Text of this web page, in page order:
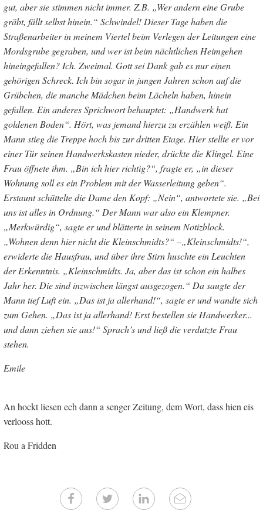
gut, aber sie stimmen nicht immer. Z.B. „Wer andern eine Grube
gräbt, fällt selbst hinein.“ Schwindel! Dieser Tage haben die
Straßenarbeiter in meinem Viertel beim Verlegen der Leitungen eine
Mordsgrube gegraben, und wer ist beim nächtlichen Heimgehen
hineingefallen? Ich. Zweimal. Gott sei Dank gab es nur einen
gehörigen Schreck. Ich bin sogar in jungen Jahren schon auf die
Grübchen, die manche Mädchen beim Lächeln haben, hinein
gefallen. Ein anderes Sprichwort behauptet: „Handwerk hat
goldenen Boden“. Hört, was jemand hierzu zu erzählen weiß. Ein
Mann stieg die Treppe hoch bis zur dritten Etage. Hier stellte er vor
einer Tür seinen Handwerkskasten nieder, drückte die Klingel. Eine
Frau öffnete ihm. „Bin ich hier richtig?“, fragte er, „in dieser
Wohnung soll es ein Problem mit der Wasserleitung geben“.
Erstaunt schüttelte die Dame den Kopf: „Nein“, antwortete sie. „Bei
uns ist alles in Ordnung.“ Der Mann war also ein Klempner.
„Merkwürdig“, sagte er und blätterte in seinem Notizblock.
„Wohnen denn hier nicht die Kleinschmidts?“ –„Kleinschmidts!“,
erwiderte die Hausfrau, und über ihre Stirn huschte ein Leuchten
der Erkenntnis. „Kleinschmidts. Ja, aber das ist schon ein halbes
Jahr her. Die sind inzwischen längst ausgezogen.“ Da saugte der
Mann tief Luft ein. „Das ist ja allerhand!“, sagte er und wandte sich
zum Gehen. „Das ist ja allerhand! Erst bestellen sie Handwerker...
und dann ziehen sie aus!“ Sprach’s und ließ die verdutzte Frau
stehen.
Emile
An hockt liesen ech dann a senger Zeitung, dem Wort, dass hien eis
verlooss hott.
Rou a Fridden